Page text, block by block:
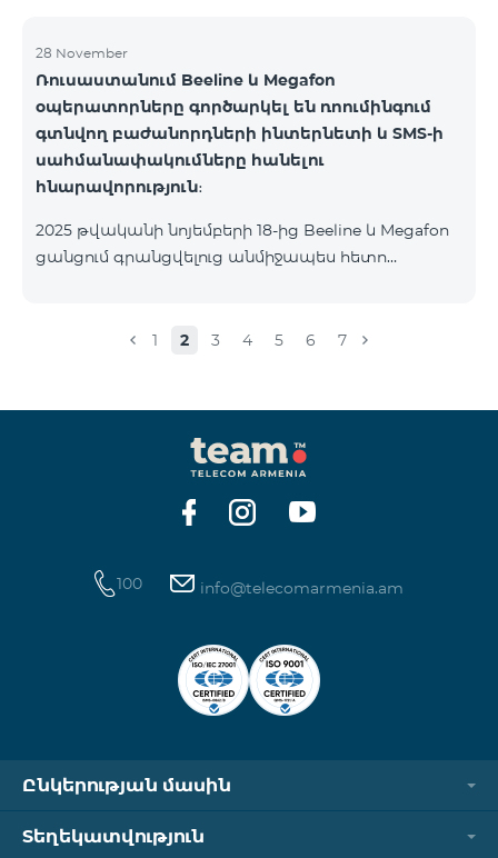
սակագնային փաթեթին, որի շրջանակներում
կստանան անսահմանափակ ինտերնետ, 2000
րոպե դեպի ՀՀ բոլոր ցանցեր, ԱՄՆ, Կանադա, ՌԴ
Beeline և Tele2 ցանցեր, 500 SMS, 200 ՄԲ
ռոումինգում, 60 TV ալիք։ «BeFree 5000 unlimit»
սակագնային փաթեթի ամսավճարը կազմում է
սակագնային փաթեթը կդադարի գ
28 November
Ռուսաստանում Beeline և Megafon
օպերատորները գործարկել են ռոումինգում
գտնվող բաժանորդների ինտերնետի և SMS-ի
սահմանափակումները հանելու
հնարավորություն։
2025 թվականի նոյեմբերի 18-ից Beeline և Megafon
ցանցում գրանցվելուց անմիջապես հետո
էջին։ Ստուգումը հաջողությամբ անցնելուց հետո
կերպով։ Խնդրում ենք ուշադրություն դարձնել, որ
Captcha հղումն աշխատում է միայն
համապատասխան օպերատորի բջջային
ցանցին միացված լինելու դեպքում։ Wi-Fi-ը և VPN-
ը պետք է անջատված լինեն, հակառակ դեպքում
1 2 3 4 5 6 7
100 info@telecomarmenia.am
Ընկերության մասին
Տեղեկատվություն